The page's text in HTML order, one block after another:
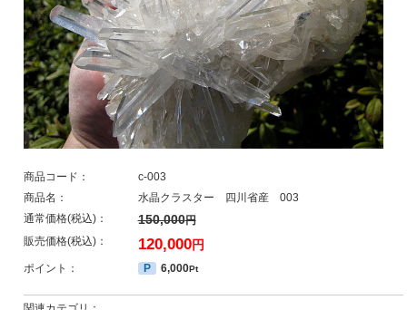
商品コード：
c-003
商品名：
水晶クラスター 四川省産 003
通常価格(税込)：
150,000円
販売価格(税込)： 120,000円
ポイント： P 6,000Pt